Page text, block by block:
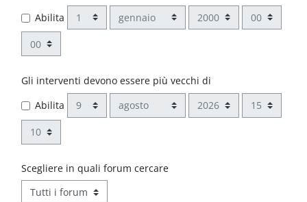
Abilita
Giorno Anno Ora
Minuto
Gli interventi devono essere più vecchi di
Abilita
Giorno Anno Ora
Minuto
Scegliere in quali forum cercare